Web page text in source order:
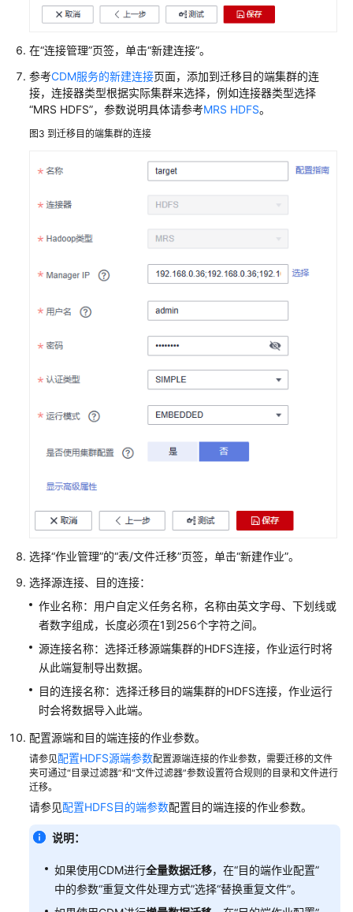
服
迁
HBase
数
至
集
于
能
迁
HBase
据
MRS
群
使
BulkLoad
具
向
HBase
中
批
量
导
数
据
用
服
迁
Hive
数
据
在“连接管理”页签，单击“新建连接”。
参考CDM服务的新建连接页面，添加到迁移目的端集群的连
接，连接器类型根据实际集群来选择，例如连接器类型选择
“MRS HDFS”，参数说明具体请参考MRS HDFS。
图3 到迁移目的端集群的连接
选择“作业管理”的“表/文件迁移”页签，单击“新建作业”。
选择源连接、目的连接：
作业名称：用户自定义任务名称，名称由英文字母、下划线或
者数字组成，长度必须在1到256个字符之间。
源连接名称：选择迁移源端集群的HDFS连接，作业运行时将
从此端复制导出数据。
目的连接名称：选择迁移目的端集群的HDFS连接，作业运行
时会将数据导入此端。
配置源端和目的端连接的作业参数。
请参见配置HDFS源端参数配置源端连接的作业参数，需要迁移的文件
夹可通过“目录过滤器”和“文件过滤器”参数设置符合规则的目录和文件进行
迁移。
请参见配置HDFS目的端参数配置目的端连接的作业参数。
说明：
如果使用CDM进行全量数据迁移，在“目的端作业配置”
中的参数“重复文件处理方式”选择“替换重复文件”。